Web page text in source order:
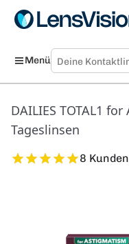
Menü
DAILIES TOTAL1
Tageslinsen
8